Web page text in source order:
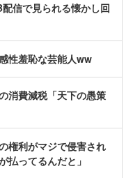
信で見られる懐かし回
性羞恥な芸能人ww
消費減税「天下の愚策
権利がマジで侵害され
ってるんだと」